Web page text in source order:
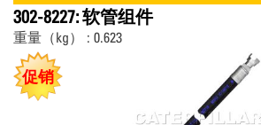
302-8227: 软管组件
重量（kg） : 0.623
促销